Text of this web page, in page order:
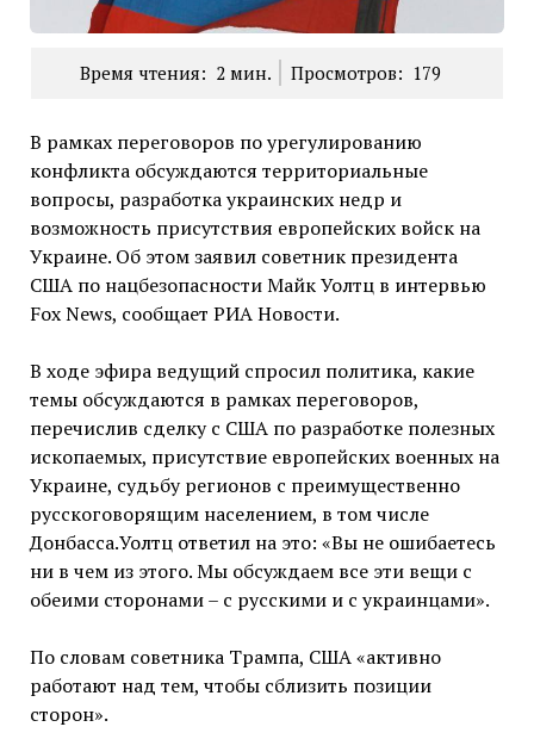
Время чтения: 2 мин. Просмотров: 179
В рамках переговоров по урегулированию
конфликта обсуждаются территориальные
вопросы, разработка украинских недр и
возможность присутствия европейских войск на
Украине. Об этом заявил советник президента
США по нацбезопасности Майк Уолтц в интервью
Fox News, сообщает РИА Новости.
В ходе эфира ведущий спросил политика, какие
темы обсуждаются в рамках переговоров,
перечислив сделку с США по разработке полезных
ископаемых, присутствие европейских военных на
Украине, судьбу регионов с преимущественно
русскоговорящим населением, в том числе
Донбасса.Уолтц ответил на это: «Вы не ошибаетесь
ни в чем из этого. Мы обсуждаем все эти вещи с
обеими сторонами – с русскими и с украинцами».
По словам советника Трампа, США «активно
работают над тем, чтобы сблизить позиции
сторон».